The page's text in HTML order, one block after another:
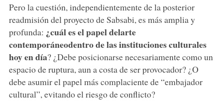
Pero la cuestión, independientemente de la posterior
readmisión del proyecto de Sabsabi, es más amplia y
profunda: ¿cuál es el papel delarte
contemporáneodentro de las instituciones culturales
hoy en día? ¿Debe posicionarse necesariamente como un
espacio de ruptura, aun a costa de ser provocador? ¿O
debe asumir el papel más complaciente de “embajador
cultural”, evitando el riesgo de conflicto?